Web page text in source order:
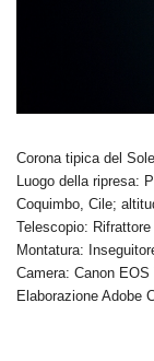
Corona tipica del
Luogo della ripresa:
Coquimbo, Cile;
Telescopio:
Montatura:
Camera: Canon
Elaborazione Adobe